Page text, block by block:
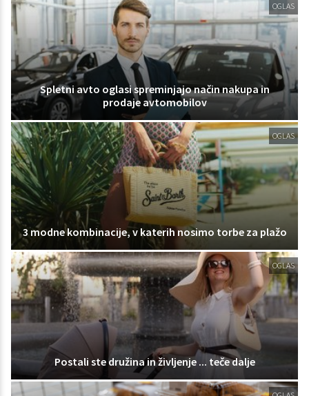
OGLAS
Spletni avto oglasi spreminjajo način nakupa in
prodaje avtomobilov
OGLAS
3 modne kombinacije, v katerih nosimo torbe za plažo
OGLAS
Postali ste družina in življenje ... teče dalje